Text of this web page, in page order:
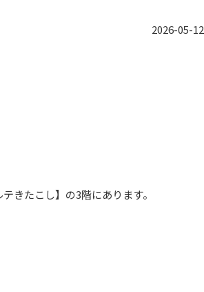
2026-05-12
きたこし】の3階にあります。